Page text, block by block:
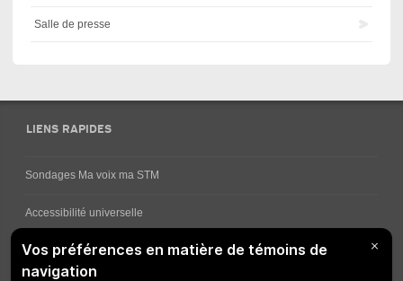
Salle de presse
LIENS RAPIDES
Sondages Ma voix ma STM
Accessibilité universelle
Comment obtenir vos horaires de bus